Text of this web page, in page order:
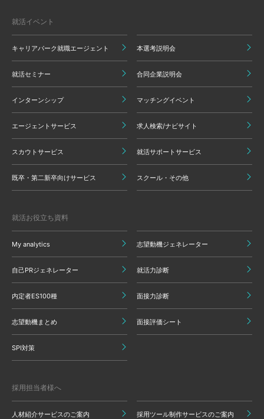
就活イベント
キャリアパーク就職エージェント 本選考説明会
就活セミナー 合同企業説明会
インターンシップ マッチングイベント
エージェントサービス 求人検索/ナビサイト
スカウトサービス 就活サポートサービス
既卒・第二新卒向けサービス スクール・その他
就活お役立ち資料
My analytics 志望動機ジェネレーター
自己PRジェネレーター 就活力診断
内定者ES100種 面接力診断
志望動機まとめ 面接評価シート
SPI対策
採用担当者様へ
人材紹介サービスのご案内 採用ツール制作サービスのご案内